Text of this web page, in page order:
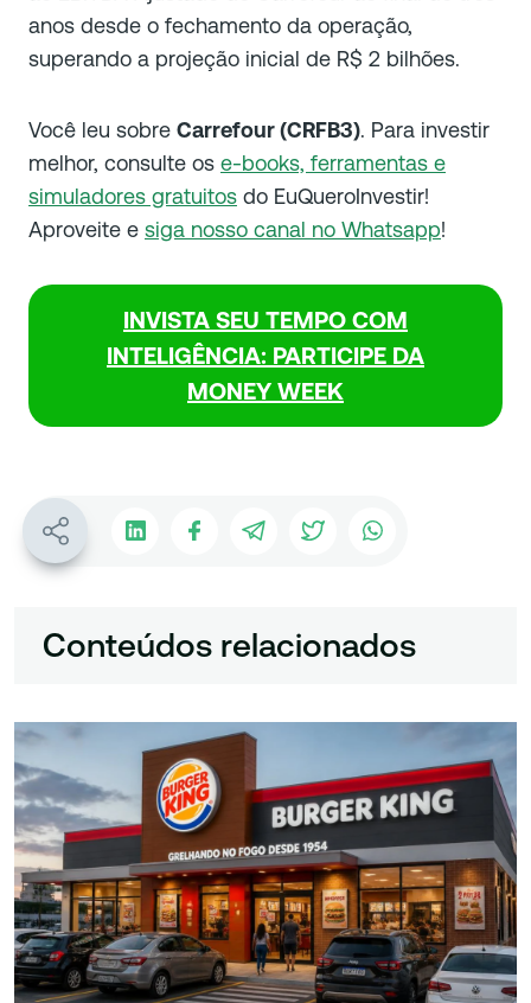
anos desde o fechamento da operação,
superando a projeção inicial de R$ 2 bilhões.
Você leu sobre Carrefour (CRFB3). Para investir
melhor, consulte os e-books, ferramentas e
simuladores gratuitos do EuQueroInvestir!
Aproveite e siga nosso canal no Whatsapp!
INVISTA SEU TEMPO COM
INTELIGÊNCIA: PARTICIPE DA
MONEY WEEK
Conteúdos relacionados